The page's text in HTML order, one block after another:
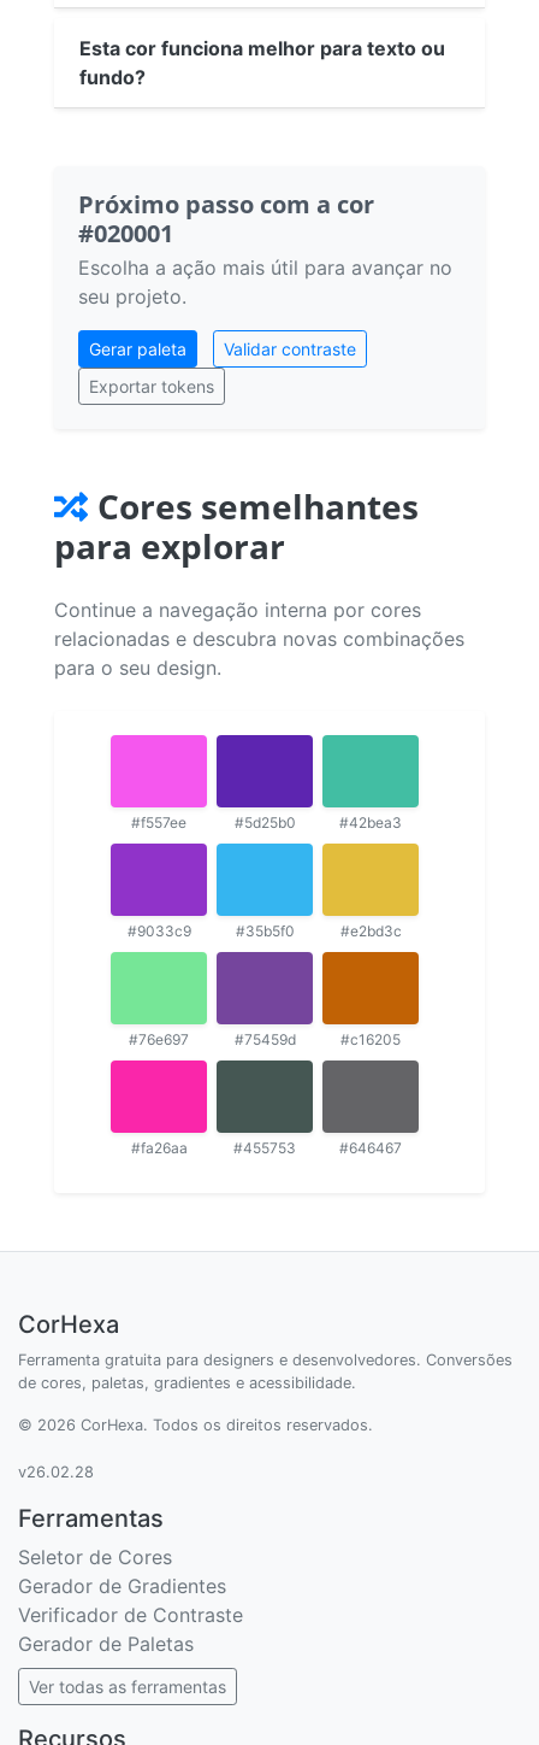
Esta cor funciona melhor para texto ou
fundo?
Próximo passo com a cor
#020001
Escolha a ação mais útil para avançar no
seu projeto.
Gerar paleta
Validar contraste
Exportar tokens
Cores semelhantes
para explorar
Continue a navegação interna por cores
relacionadas e descubra novas combinações
para o seu design.
#f557ee #5d25b0 #42bea3
#9033c9 #35b5f0 #e2bd3c
#76e697 #75459d #c16205
#fa26aa #455753 #646467
CorHexa
Ferramenta gratuita para designers e desenvolvedores. Conversões
de cores, paletas, gradientes e acessibilidade.
© 2026 CorHexa. Todos os direitos reservados.
v26.02.28
Ferramentas
Seletor de Cores
Gerador de Gradientes
Verificador de Contraste
Gerador de Paletas
Ver todas as ferramentas
Recursos